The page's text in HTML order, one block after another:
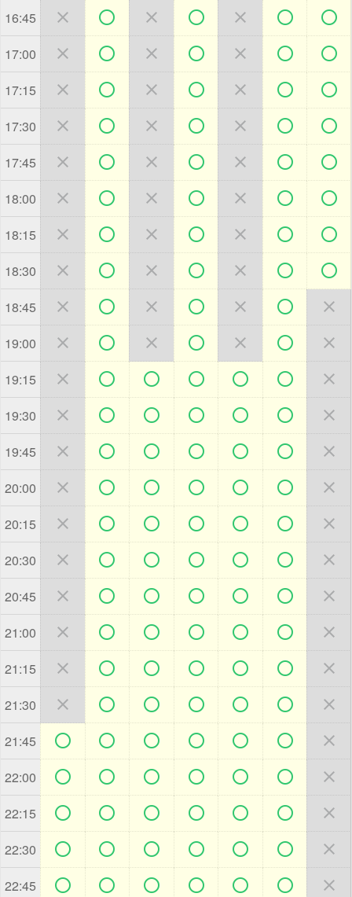
16:45       
17:00       
17:15       
17:30       
17:45       
18:00       
18:15       
18:30       
18:45       
19:00       
19:15       
19:30       
19:45       
20:00       
20:15       
20:30       
20:45       
21:00       
21:15       
21:30       
21:45       
22:00       
22:15       
22:30       
22:45       